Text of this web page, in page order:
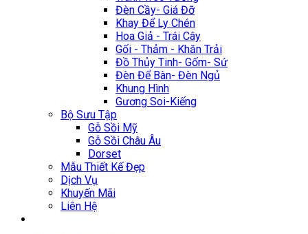
Đèn Cầy- Giá Đỡ
Khay Để Ly Chén
Hoa Giả - Trái Cây
Gối - Thảm - Khăn Trải
Đồ Thủy Tinh- Gốm- Sứ
Đèn Để Bàn- Đèn Ngủ
Khung Hình
Gương Soi-Kiếng
Bộ Sưu Tập
Gỗ Sồi Mỹ
Gỗ Sồi Châu Âu
Dorset
Mẫu Thiết Kế Đẹp
Dịch Vụ
Khuyến Mãi
Liên Hệ